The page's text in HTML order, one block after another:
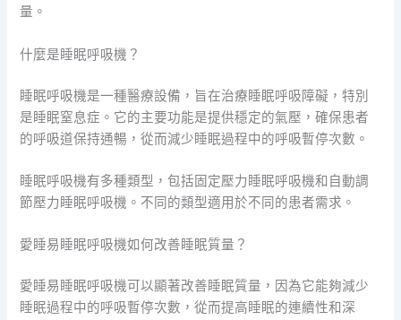
量。
什麼是睡眠呼吸機？
睡眠呼吸機是一種醫療設備，旨在治療睡眠呼吸障礙，特別
是睡眠窒息症。它的主要功能是提供穩定的氣壓，確保患者
的呼吸道保持通暢，從而減少睡眠過程中的呼吸暫停次數。
睡眠呼吸機有多種類型，包括固定壓力睡眠呼吸機和自動調
節壓力睡眠呼吸機。不同的類型適用於不同的患者需求。
愛睡易睡眠呼吸機如何改善睡眠質量？
愛睡易睡眠呼吸機可以顯著改善睡眠質量，因為它能夠減少
睡眠過程中的呼吸暫停次數，從而提高睡眠的連續性和深